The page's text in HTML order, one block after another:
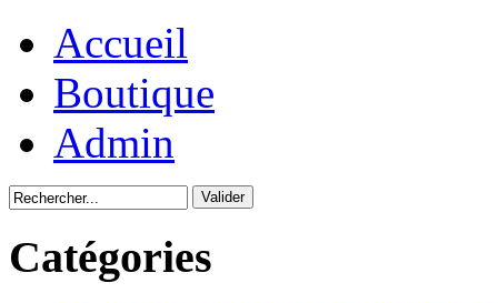
Accueil
Boutique
Admin
Catégories